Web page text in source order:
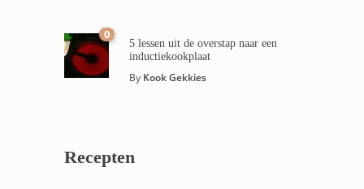
0
5 lessen uit de overstap naar een
inductiekookplaat
By Kook Gekkies
Recepten